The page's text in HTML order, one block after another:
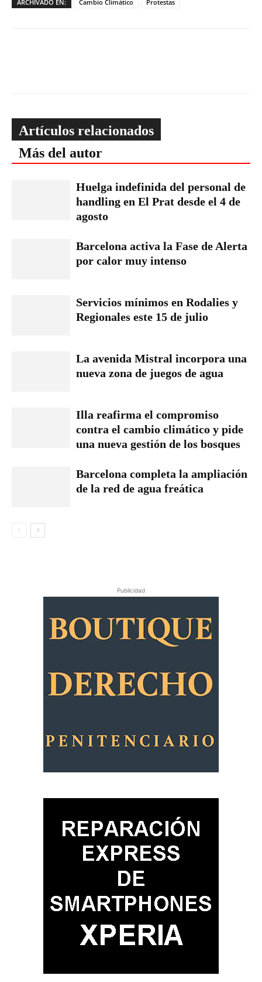
ARCHIVADO EN: Cambio Climático Protestas
Artículos relacionados
Más del autor
Huelga indefinida del personal de
handling en El Prat desde el 4 de
agosto
Barcelona activa la Fase de Alerta
por calor muy intenso
Servicios mínimos en Rodalies y
Regionales este 15 de julio
La avenida Mistral incorpora una
nueva zona de juegos de agua
Illa reafirma el compromiso
contra el cambio climático y pide
una nueva gestión de los bosques
Barcelona completa la ampliación
de la red de agua freática
Publicidad